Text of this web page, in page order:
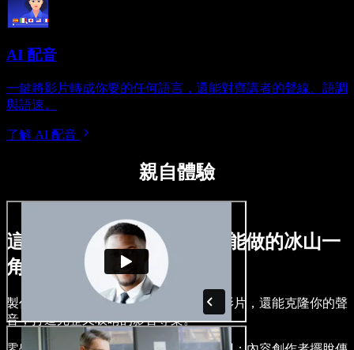
AI 配音
一鍵將影片轉成你要的任何語言，還能對齊講者的聲線、語調
與語速。
了解 AI 配音
親自體驗
這只是用 Speechify Studio 能做的冰山一
角。
製作旁白、加入免版權的圖像、音訊與影片，還能克隆你的聲
音，打造完整又吸睛的影音專案。